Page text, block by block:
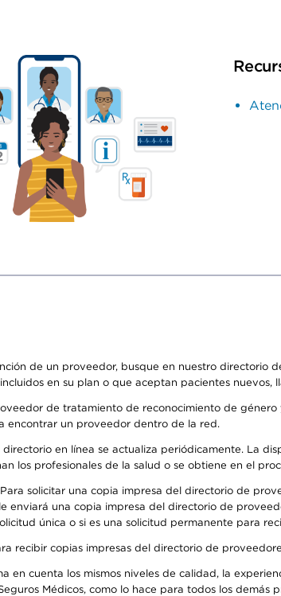
de un proveedor, busque en nuestro directorio
en su plan o que aceptan pacientes nuevos,
de tratamiento de reconocimiento de
encontrar un proveedor dentro de la red.
en línea se actualiza periódicamente. La
los profesionales de la salud o se obtiene en el
solicitar una copia impresa del directorio de
enviará una copia impresa del directorio de
única o si es una solicitud permanente para
recibir copias impresas del directorio de
en cuenta los mismos niveles de calidad, la
Médicos, como lo hace para todos los